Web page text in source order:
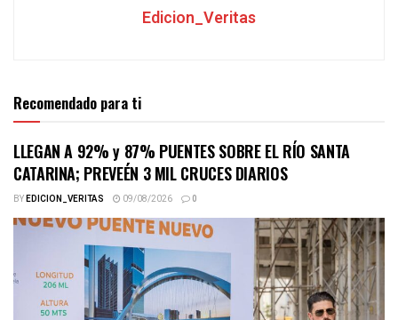
Edicion_Veritas
Recomendado para ti
LLEGAN A 92% y 87% PUENTES SOBRE EL RÍO SANTA
CATARINA; PREVEÉN 3 MIL CRUCES DIARIOS
BYEDICION_VERITAS 09/08/2026 0